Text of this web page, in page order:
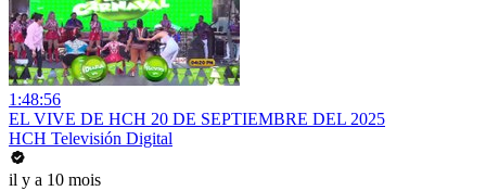
1:48:56
EL VIVE DE HCH 20 DE SEPTIEMBRE DEL 2025
HCH Televisión Digital
il y a 10 mois